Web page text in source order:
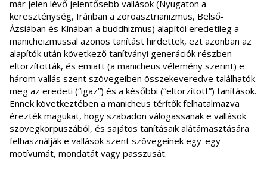
már jelen lévő jelentősebb vallások (Nyugaton a
kereszténység, Iránban a zoroasztrianizmus, Belső-
Ázsiában és Kínában a buddhizmus) alapítói eredetileg a
manicheizmussal azonos tanítást hirdettek, ezt azonban az
alapítók után következő tanítványi generációk részben
eltorzították, és emiatt (a manicheus vélemény szerint) e
három vallás szent szövegeiben összekeveredve találhatók
meg az eredeti (“igaz”) és a későbbi (“eltorzított”) tanítások.
Ennek következtében a manicheus térítők felhatalmazva
érezték magukat, hogy szabadon válogassanak e vallások
szövegkorpuszából, és sajátos tanításaik alátámasztására
felhasználják e vallások szent szövegeinek egy-egy
motívumát, mondatát vagy passzusát.